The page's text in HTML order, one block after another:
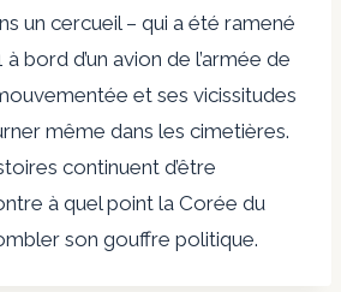
un cercueil – qui a été ramené
bord d’un avion de l’armée de
mouvementée et ses vicissitudes
même dans les cimetières.
continuent d’être
à quel point la Corée du
son gouffre politique.